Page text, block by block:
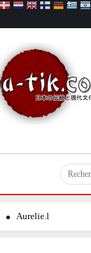
Aurelie.l